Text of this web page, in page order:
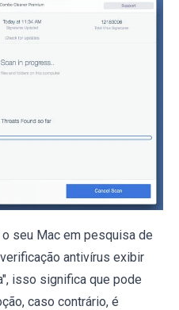
seu Mac em pesquisa de
antivírus exibir
isso significa que pode
caso contrário, é